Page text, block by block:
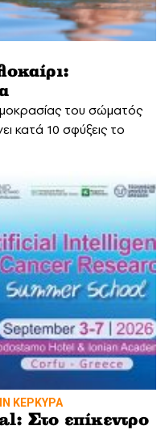
του σώματός
κατά 10 σφύξεις το
ΚΕΡΚΥΡΑ
Στο επίκεντρο